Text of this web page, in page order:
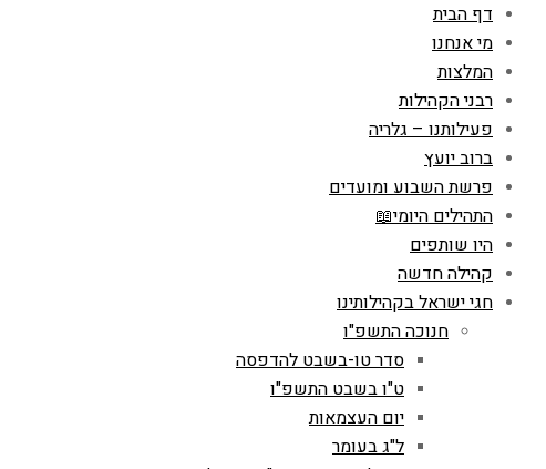
דף הבית
מי אנחנו
המלצות
רבני הקהילות
פעילותנו – גלריה
ברוב יועץ
פרשת השבוע ומועדים
התהילים היומי📖
היו שותפים
קהילה חדשה
חגי ישראל בקהילותינו
חנוכה התשפ"ו
סדר טו-בשבט להדפסה
ט"ו בשבט התשפ"ו
יום העצמאות
ל"ג בעומר